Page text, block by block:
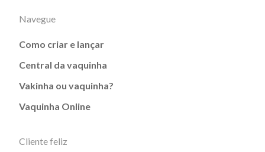
Navegue
Como criar e lançar
Central da vaquinha
Vakinha ou vaquinha?
Vaquinha Online
Cliente feliz